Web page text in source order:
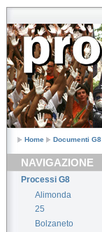
Home Documenti G8
NAVIGAZIONE
Processi G8
Alimonda
25
Bolzaneto